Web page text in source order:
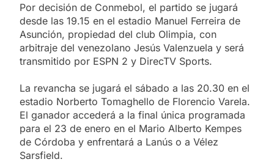
Por decisión de Conmebol, el partido se jugará
desde las 19.15 en el estadio Manuel Ferreira de
Asunción, propiedad del club Olimpia, con
arbitraje del venezolano Jesús Valenzuela y será
transmitido por ESPN 2 y DirecTV Sports.
La revancha se jugará el sábado a las 20.30 en el
estadio Norberto Tomaghello de Florencio Varela.
El ganador accederá a la final única programada
para el 23 de enero en el Mario Alberto Kempes
de Córdoba y enfrentará a Lanús o a Vélez
Sarsfield.